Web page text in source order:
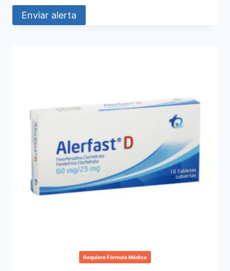
Enviar alerta
Requiere Fórmula Médica